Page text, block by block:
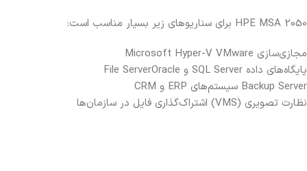
HPE MSA 2050 برای سناریوهای زیر بسیار مناسب است:
مجازی‌سازی VMware
پایگاه‌های داده SQL Server و Oracle
File Server
Backup Server سیستم‌های ERP و CRM
نظارت تصویری (VMS)
اشتراک‌گذاری فایل در سازمان‌ها